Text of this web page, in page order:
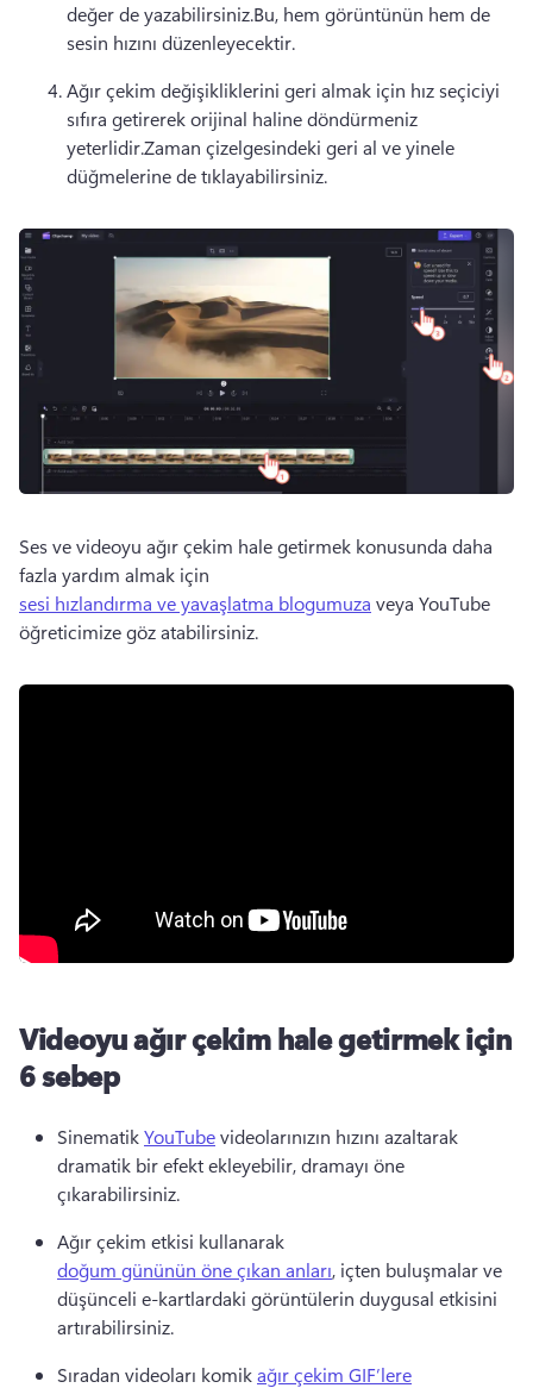
değer de yazabilirsiniz.Bu, hem görüntünün hem de
sesin hızını düzenleyecektir.
Ağır çekim değişikliklerini geri almak için hız seçiciyi
sıfıra getirerek orijinal haline döndürmeniz
yeterlidir.Zaman çizelgesindeki geri al ve yinele
düğmelerine de tıklayabilirsiniz.
Ses ve videoyu ağır çekim hale getirmek konusunda daha
fazla yardım almak için
sesi hızlandırma ve yavaşlatma blogumuza veya YouTube
öğreticimize göz atabilirsiniz.
Videoyu ağır çekim hale getirmek için
6 sebep
Sinematik YouTube videolarınızın hızını azaltarak
dramatik bir efekt ekleyebilir, dramayı öne
çıkarabilirsiniz.
Ağır çekim etkisi kullanarak
doğum gününün öne çıkan anları, içten buluşmalar ve
düşünceli e-kartlardaki görüntülerin duygusal etkisini
artırabilirsiniz.
Sıradan videoları komik ağır çekim GIF’lere